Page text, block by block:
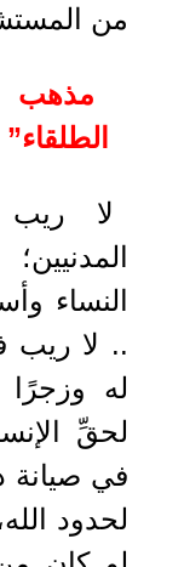
من
مذهب
الطلقاء”
لا
النساء
.. لا ريب
له وزجرًا
لحقِّ
في صيانة
لحدود